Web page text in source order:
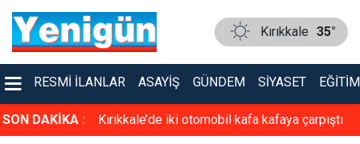
Kırıkkale 35°
RESMI İLANLAR ASAYIŞ GÜNDEM SIYASET EĞITIM
SON DAKİKA : Kırıkkale’de iki otomobil kafa kafaya çarpıştı